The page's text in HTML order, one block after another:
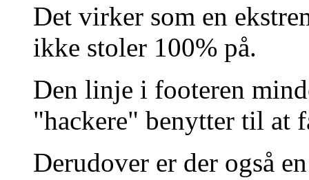
Det virker som en
ikke stoler 100% på.
Den linje i footeren
"hackere" benytter til at
Derudover er der også